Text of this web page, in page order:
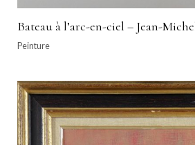
Bateau à l’arc-en-ciel – Jean-
Peinture